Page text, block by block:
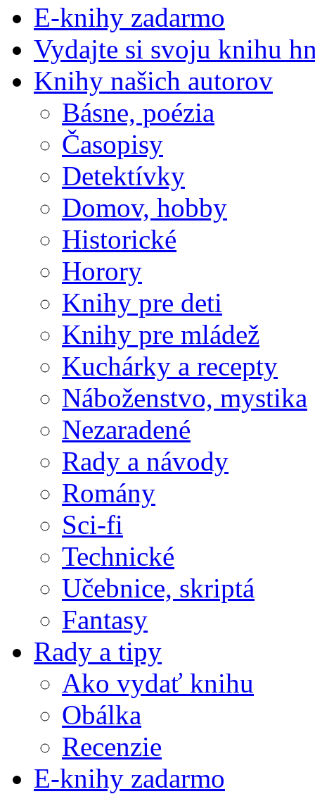
E-knihy zadarmo
Vydajte si svoju knihu
Knihy našich autorov
Básne, poézia
Časopisy
Detektívky
Domov, hobby
Historické
Horory
Knihy pre deti
Knihy pre mládež
Kuchárky a recepty
Náboženstvo, mystika
Nezaradené
Rady a návody
Romány
Sci-fi
Technické
Učebnice, skriptá
Fantasy
Rady a tipy
Ako vydať knihu
Obálka
Recenzie
E-knihy zadarmo